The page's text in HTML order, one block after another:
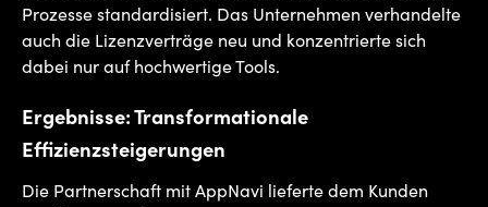
Prozesse standardisiert. Das Unternehmen verhandelte
auch die Lizenzverträge neu und konzentrierte sich
dabei nur auf hochwertige Tools.
Ergebnisse: Transformationale
Effizienzsteigerungen
Die Partnerschaft mit AppNavi lieferte dem Kunden